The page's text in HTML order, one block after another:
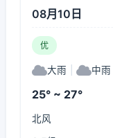
08月10日
优
大雨 中雨
25° ~ 27°
北风